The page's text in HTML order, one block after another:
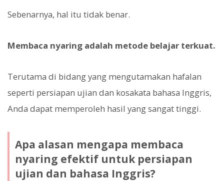
Sebenarnya, hal itu tidak benar.
Membaca nyaring adalah metode belajar terkuat.
Terutama di bidang yang mengutamakan hafalan
seperti persiapan ujian dan kosakata bahasa Inggris,
Anda dapat memperoleh hasil yang sangat tinggi.
Apa alasan mengapa membaca
nyaring efektif untuk persiapan
ujian dan bahasa Inggris?